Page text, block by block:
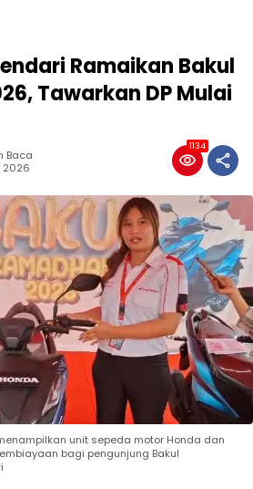
Ramaikan Bakul
Tawarkan DP Mulai
Baca
2026
1134
unit sepeda motor Honda dan
bagi pengunjung Bakul